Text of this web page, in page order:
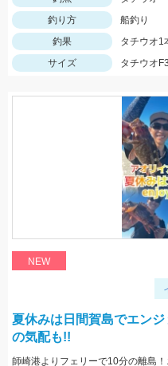
釣り方
船釣り
釣果
タチウオ1
サイズ
タチウオ
NEW
夏休みは日間賀島でエン
の気配も!!